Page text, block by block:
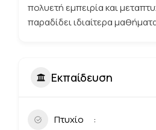
πολυετή εμπειρία και
παραδίδει ιδιαίτερα
Εκπαίδευση
Πτυχίο